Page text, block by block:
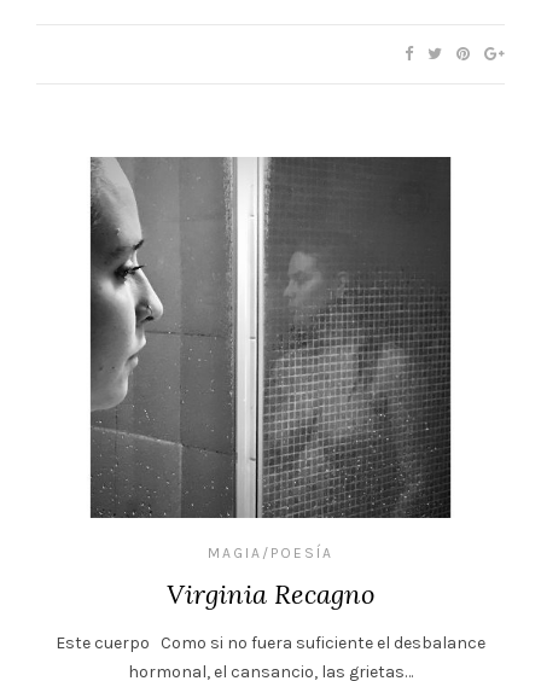
MAGIA/POESÍA
Virginia Recagno
Este cuerpo Como si no fuera suficiente el desbalance
hormonal, el cansancio, las grietas…